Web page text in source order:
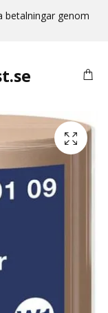
betalningar genom